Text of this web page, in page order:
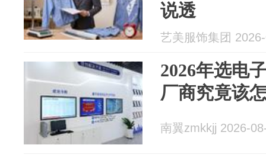
说透
艺美服饰集团
2026年选电
厂商究竟该
南翼zmkkjj 2026-